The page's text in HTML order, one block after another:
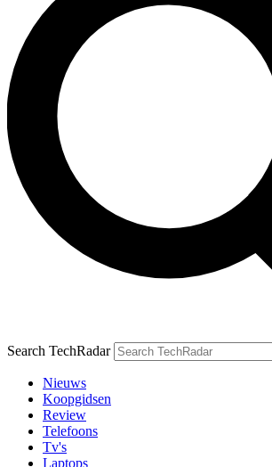
Search TechRadar
Nieuws
Koopgidsen
Review
Telefoons
Tv's
Laptops